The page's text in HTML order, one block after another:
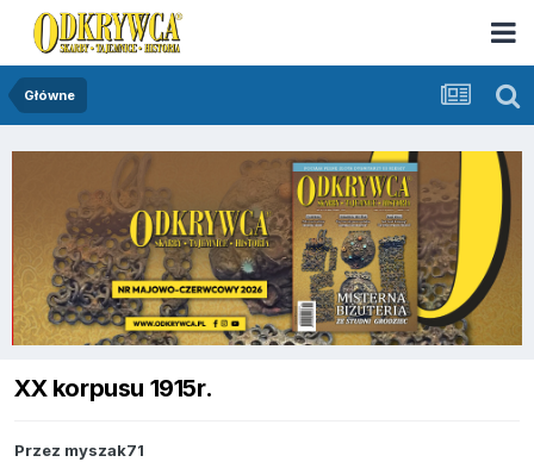
Główne
XX korpusu 1915r.
Przez myszak71